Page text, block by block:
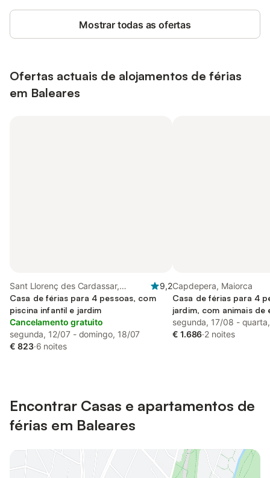
Mostrar todas as ofertas
Ofertas actuais de alojamentos de férias
em Baleares
Sant Llorenç des Cardassar,
Maiorca
9,2
Casa de férias para 4 pessoas, com
piscina infantil e jardim
Cancelamento gratuito
segunda, 12/07 - domingo, 18/07
€ 823·6 noites
Capdepera, Maiorca
Casa de férias para 4
jardim, com animais de
segunda, 17/08 -
€ 1.686·2 noites
Encontrar Casas e apartamentos de
férias em Baleares